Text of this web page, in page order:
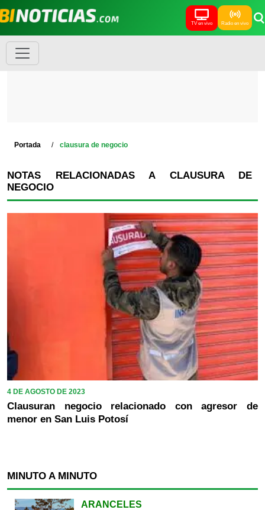
TV en vivo Radio en vivo
Portada clausura de negocio
NOTAS RELACIONADAS A CLAUSURA DE
NEGOCIO
4 DE AGOSTO DE 2023
Clausuran negocio relacionado con agresor de
menor en San Luis Potosí
MINUTO A MINUTO
ARANCELES